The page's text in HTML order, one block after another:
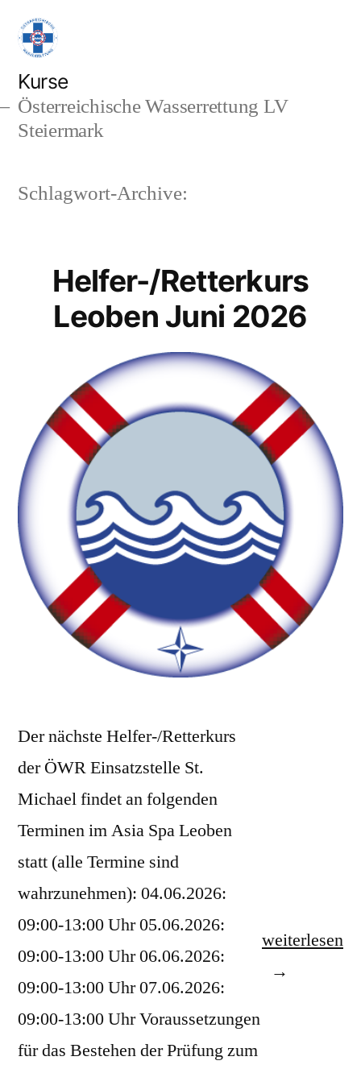
Zum
Inhalt
springen
Kurse
Österreichische Wasserrettung LV
Steiermark
Schlagwort-Archive:
Helfer-/Retterkurs
Leoben Juni 2026
Der nächste Helfer-/Retterkurs
der ÖWR Einsatzstelle St.
Michael findet an folgenden
Terminen im Asia Spa Leoben
statt (alle Termine sind
wahrzunehmen): 04.06.2026:
09:00-13:00 Uhr 05.06.2026:
09:00-13:00 Uhr 06.06.2026:
09:00-13:00 Uhr 07.06.2026:
09:00-13:00 Uhr Voraussetzungen
für das Bestehen der Prüfung zum
„Helfer-/
Leoben
weiterlesen